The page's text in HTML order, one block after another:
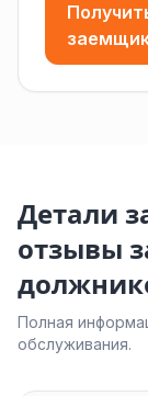
Детали
отзывы
Полная
обслуживания.